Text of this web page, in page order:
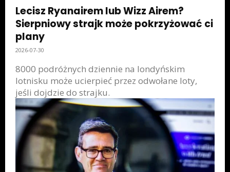
Lecisz Ryanairem lub Wizz Airem?
Sierpniowy strajk może pokrzyżować ci
plany
2026-07-30
8000 podróżnych dziennie na londyńskim
lotnisku może ucierpieć przez odwołane loty,
jeśli dojdzie do strajku.